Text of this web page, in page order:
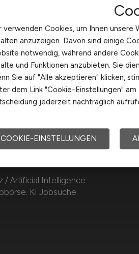
/ Artificial Intelligence
KI Jobsuche.
verwenden Cookies, um Ihnen
anzuzeigen. Davon sind einige
notwendig, während andere
und Funktionen anzubieten. Sie
Sie auf "Alle akzeptieren" klicken,
dem Link "Cookie-Einstellungen"
jederzeit nachträglich
COOKIE-EINSTELLUNGEN